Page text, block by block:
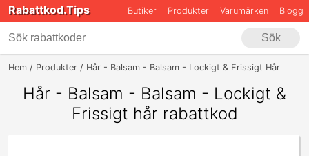
Rabattkod.Tips Butiker Produkter Varumärken Blogg
Sök
Hem Produkter Hår - Balsam - Balsam - Lockigt & Frissigt Hår
Hår - Balsam - Balsam - Lockigt &
Frissigt hår rabattkod